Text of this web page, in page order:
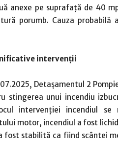
anexe pe suprafață de 40
porumb. Cauza
intervenții
Detașamentul 2
stingerea unui incendiu
intervenției incendiul se
motor, incendiul a fost
fost stabilită ca fiind scântei